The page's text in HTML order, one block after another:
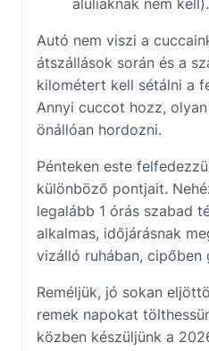
aluliaknak nem kell).
Autó nem viszi a
átszállások során és a
kilométert kell sétálni a
Annyi cuccot hozz,
önállóan hordozni.
Pénteken este
különböző pontjait.
legalább 1 órás szabad
alkalmas, időjárásnak
vizálló ruhában, cipőben
Reméljük, jó sokan
remek napokat
közben készüljünk a